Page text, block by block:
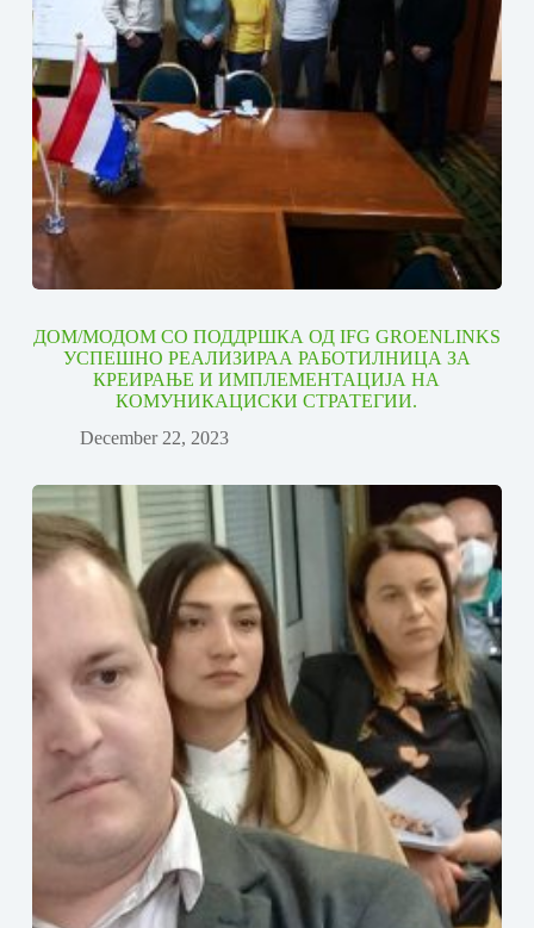
ДОМ/МОДОМ СО ПОДДРШКА ОД IFG GROENLINKS
УСПЕШНО РЕАЛИЗИРАА РАБОТИЛНИЦА ЗА
КРЕИРАЊЕ И ИМПЛЕМЕНТАЦИЈА НА
КОМУНИКАЦИСКИ СТРАТЕГИИ.
December 22, 2023